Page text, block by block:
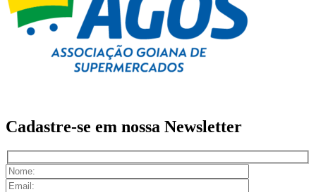
Cadastre-se em nossa Newsletter